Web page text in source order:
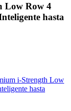
Low Row 4
hasta
i-Strength Low
hasta